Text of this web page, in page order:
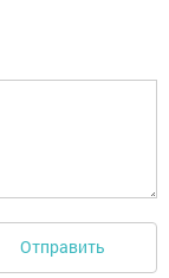
Отправить